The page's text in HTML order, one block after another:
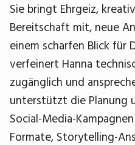
Sie bringt Ehrgeiz,
Bereitschaft mit, neue
einem scharfen Blick für
verfeinert Hanna
zugänglich und
unterstützt die Planung
Social-Media-
Formate, Storytelling-